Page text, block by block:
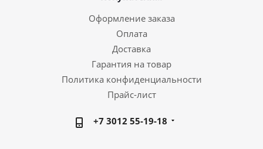
Оформление заказа
Оплата
Доставка
Гарантия на товар
Политика конфиденциальности
Прайс-лист
+7 3012 55-19-18